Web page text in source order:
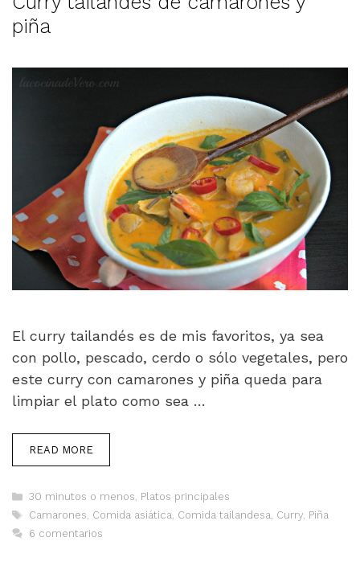
piña
El curry tailandés es de mis favoritos, ya sea
con pollo, pescado, cerdo o sólo vegetales, pero
este curry con camarones y piña queda para
limpiar el plato como sea …
READ MORE
Categorías
30 minutos o menos, Platos principales
Etiquetas
Camarones, Comida asiática, Comida tailandesa, Curry, Piña
6 comentarios